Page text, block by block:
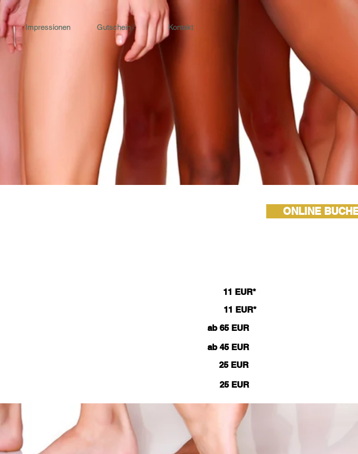
Impressionen Gutschein Kontakt
ONLINE
11 EUR*
11 EUR*
ab 65 EUR
ab 45 EUR
25 EUR
25 EUR